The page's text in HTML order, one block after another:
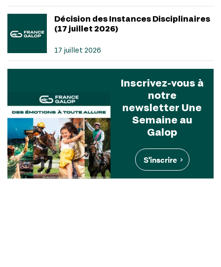
Décision des Instances Disciplinaires
(17 juillet 2026)
17 juillet 2026
Inscrivez-vous à
notre
newsletter Une
Semaine au
Galop
S'inscrire